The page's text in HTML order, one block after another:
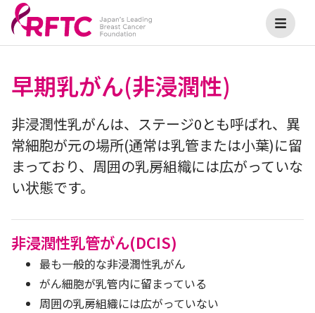
早期乳がん(非浸潤性)
非浸潤性乳がんは、ステージ0とも呼ばれ、異
常細胞が元の場所(通常は乳管または小葉)に留
まっており、周囲の乳房組織には広がっていな
い状態です。
非浸潤性乳管がん(DCIS)
最も一般的な非浸潤性乳がん
がん細胞が乳管内に留まっている
周囲の乳房組織には広がっていない